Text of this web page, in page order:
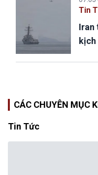
Tin
Iran
kịch
CÁC CHUYÊN MỤC
Tin Tức